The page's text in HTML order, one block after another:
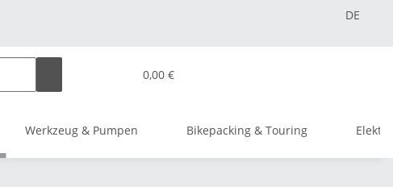
DE
0,00 €
Werkzeug & Pumpen Bikepacking & Touring